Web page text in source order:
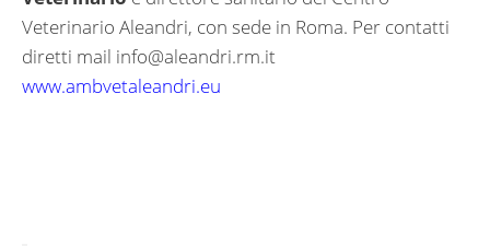
Veterinario Aleandri, con sede in Roma. Per contatti
diretti mail info@aleandri.rm.it
www.ambvetaleandri.eu